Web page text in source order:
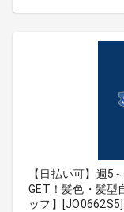
【日払い可】週5
GET！髪色・髪型
ッフ】[JO0662S5]